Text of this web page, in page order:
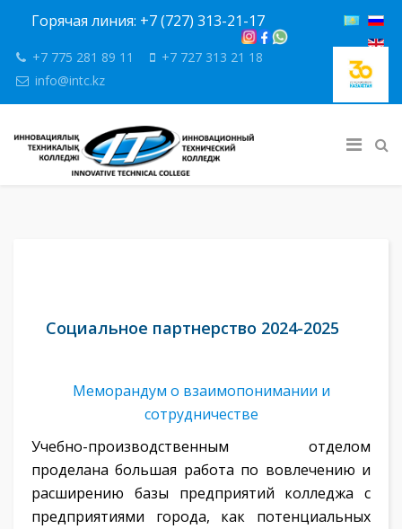
Горячая линия: +7 (727) 313-21-17
+7 775 281 89 11
+7 727 313 21 18
info@intc.kz
Социальное партнерство 2024-2025
Меморандум о взаимопонимании и
сотрудничестве
Учебно-производственным отделом
проделана большая работа по вовлечению и
расширению базы предприятий колледжа с
предприятиями города, как потенциальных